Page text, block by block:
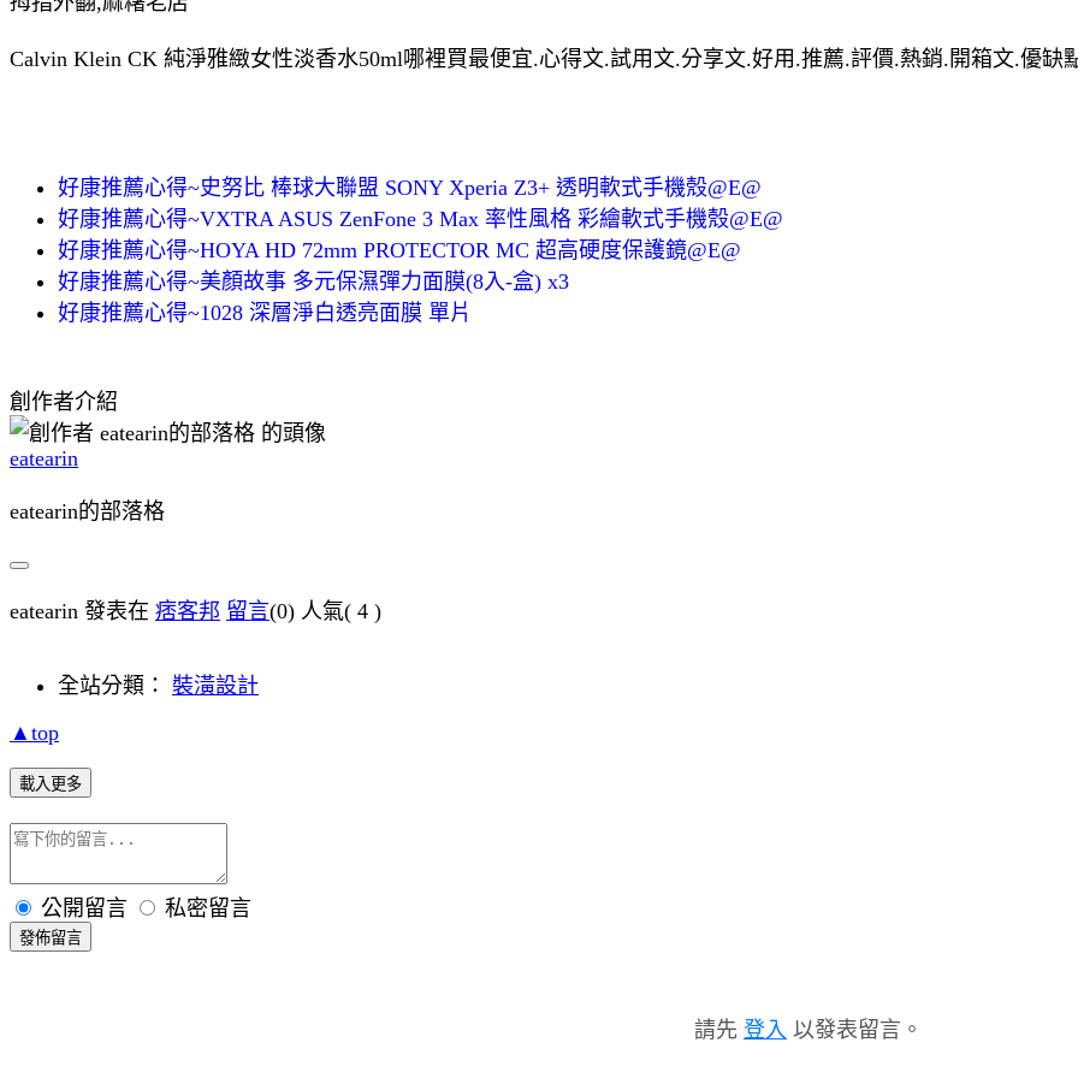
Calvin Klein CK 純淨雅緻女性淡香水50ml哪裡買最便宜.心得文.試用文.分享文.好用.推薦.評價.熱銷.開箱文.優缺
好康推薦心得~史努比 棒球大聯盟 SONY Xperia Z3+ 透明軟式手機殼@E@
好康推薦心得~VXTRA ASUS ZenFone 3 Max 率性風格 彩繪軟式手機殼@E@
好康推薦心得~HOYA HD 72mm PROTECTOR MC 超高硬度保護鏡@E@
好康推薦心得~美顏故事 多元保濕彈力面膜(8入-盒) x3
好康推薦心得~1028 深層淨白透亮面膜 單片
創作者介紹
eatearin
eatearin的部落格
eatearin 發表在 痞客邦 留言(0) 人氣( 4 )
全站分類： 裝潢設計
▲top
載入更多
公開留言 私密留言
發佈留言
請先 登入 以發表留言。